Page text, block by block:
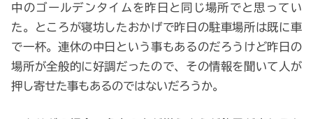
中のゴールデンタイムを昨日と同じ場所でと思ってい
た。ところが寝坊したおかげで昨日の駐車場所は既に車
で一杯。連休の中日という事もあるのだろうけど昨日の
場所が全般的に好調だったので、その情報を聞いて人が
押し寄せた事もあるのではないだろうか。